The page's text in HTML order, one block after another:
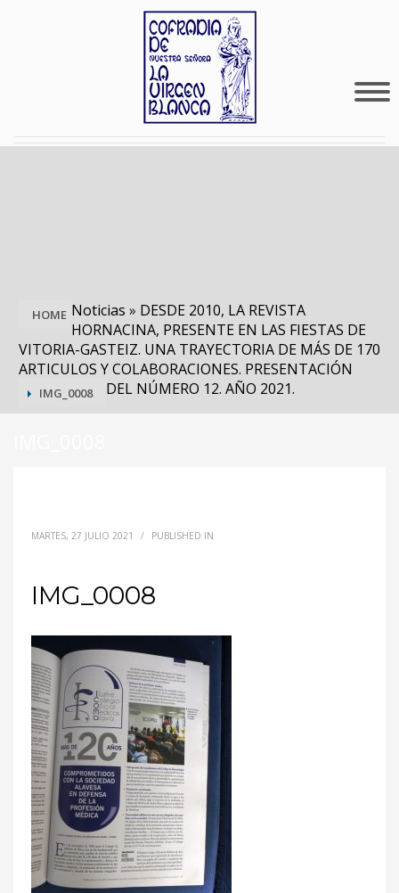
HOME Noticias » DESDE 2010, LA REVISTA
HORNACINA, PRESENTE EN LAS FIESTAS DE
VITORIA-GASTEIZ. UNA TRAYECTORIA DE MÁS DE 170
ARTICULOS Y COLABORACIONES. PRESENTACIÓN
DEL NÚMERO 12. AÑO 2021.
IMG_0008
MARTES, 27 JULIO 2021 / PUBLISHED IN
IMG_0008